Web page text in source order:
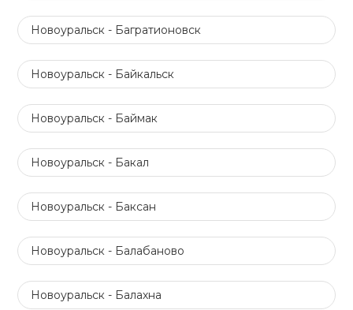
Новоуральск - Багратионовск
Новоуральск - Байкальск
Новоуральск - Баймак
Новоуральск - Бакал
Новоуральск - Баксан
Новоуральск - Балабаново
Новоуральск - Балахна